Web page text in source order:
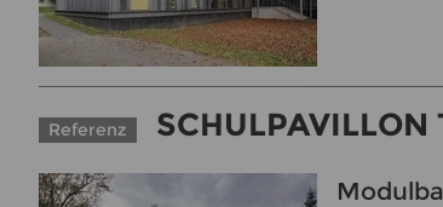
Referenz SCHULPAVILLON